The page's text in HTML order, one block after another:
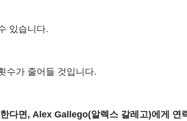
있습니다.
수가 줄어들 것입니다.
다면, Alex Gallego(알렉스 갈레고)에게 연